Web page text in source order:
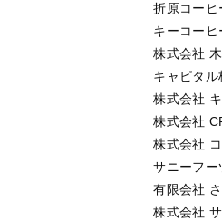
折原コーヒ
キーコーヒ
株式会社
キャピタル
株式会社
株式会社
株式会社
サニーフ
有限会社
株式会社